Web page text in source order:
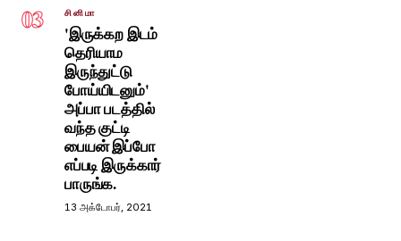
03 சினிமா
'இருக்கற இடம்
தெரியாம
இருந்துட்டு
போய்யிடனும்'
அப்பா படத்தில்
வந்த குட்டி
பையன் இப்போ
எப்படி இருக்கார்
பாருங்க.
13 அக்டோபர், 2021